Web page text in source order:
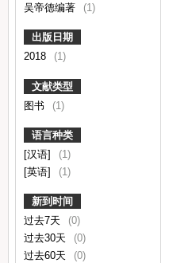
吴帝德编著
(1)
出版日期
2018
(1)
文献类型
图书
(1)
语言种类
[汉语]
(1)
[英语]
(1)
新到时间
过去7天
(0)
过去30天
(0)
过去60天
(0)